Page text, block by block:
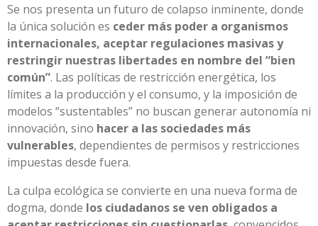
Se nos presenta un futuro de colapso inminente, donde
la única solución es ceder más poder a organismos
internacionales, aceptar regulaciones masivas y
restringir nuestras libertades en nombre del “bien
común”. Las políticas de restricción energética, los
límites a la producción y el consumo, y la imposición de
modelos “sustentables” no buscan generar autonomía ni
innovación, sino hacer a las sociedades más
vulnerables, dependientes de permisos y restricciones
impuestas desde fuera.
La culpa ecológica se convierte en una nueva forma de
dogma, donde los ciudadanos se ven obligados a